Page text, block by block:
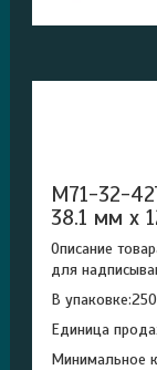
M71-32-
38.1 мм x
Описание
для
В
Единица
Минимальное